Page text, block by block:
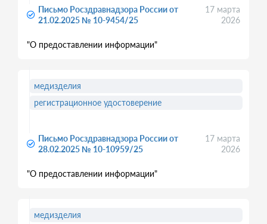
Письмо Росздравнадзора России от
21.02.2025 № 10-9454/25
17 марта
2026
"О предоставлении информации"
Письмо Росздравнадзора России от
28.02.2025 № 10-10959/25
17 марта
2026
"О предоставлении информации"
медизделия
регистрационное удостоверение
медизделия